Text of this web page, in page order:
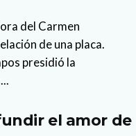
del Carmen
de una placa.
presidió la
el amor de